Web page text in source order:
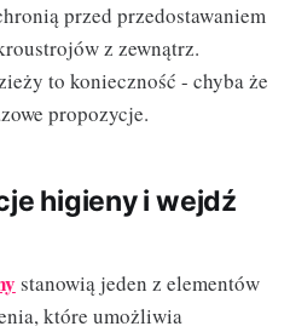
przed przedostawaniem
z zewnątrz.
to konieczność - chyba że
propozycje.
higieny i wejdź
stanowią jeden z elementów
które umożliwia